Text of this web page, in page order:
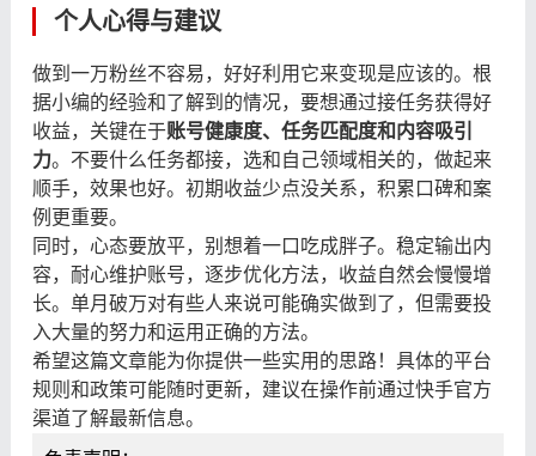
个人心得与建议
做到一万粉丝不容易，好好利用它来变现是应该的。根
据小编的经验和了解到的情况，要想通过接任务获得好
收益，关键在于账号健康度、任务匹配度和内容吸引
力。不要什么任务都接，选和自己领域相关的，做起来
顺手，效果也好。初期收益少点没关系，积累口碑和案
例更重要。
同时，心态要放平，别想着一口吃成胖子。稳定输出内
容，耐心维护账号，逐步优化方法，收益自然会慢慢增
长。单月破万对有些人来说可能确实做到了，但需要投
入大量的努力和运用正确的方法。
希望这篇文章能为你提供一些实用的思路！具体的平台
规则和政策可能随时更新，建议在操作前通过快手官方
渠道了解最新信息。